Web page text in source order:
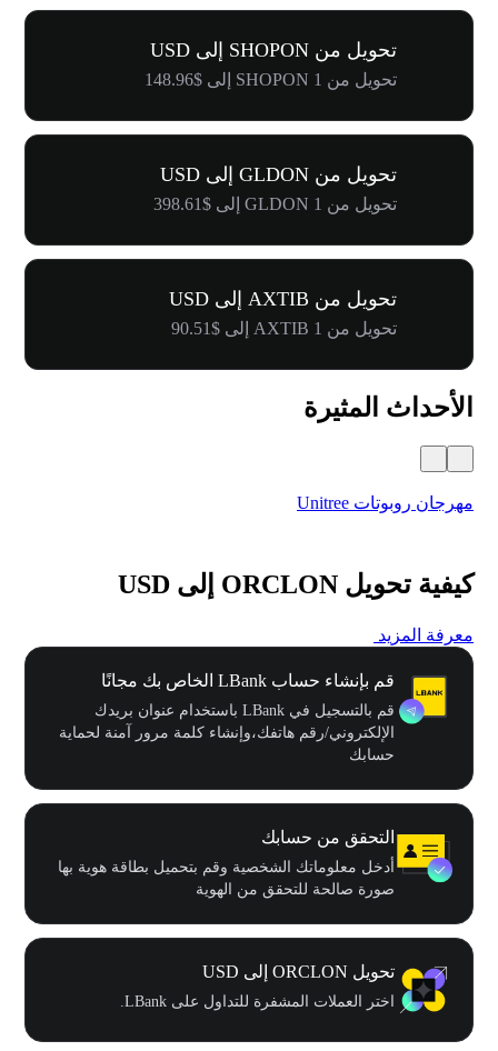
تحويل من SHOPON إلى USD
تحويل من 1 SHOPON إلى $148.96
تحويل من GLDON إلى USD
تحويل من 1 GLDON إلى $398.61
تحويل من AXTIB إلى USD
تحويل من 1 AXTIB إلى $90.51
الأحداث المثيرة
مهرجان روبوتات Unitree
كيفية تحويل ORCLON إلى USD
معرفة المزيد
قم بإنشاء حساب LBank الخاص بك مجانًا
قم بالتسجيل في LBank باستخدام عنوان بريدك
الإلكتروني/رقم هاتفك،وإنشاء كلمة مرور آمنة لحماية
حسابك
التحقق من حسابك
أدخل معلوماتك الشخصية وقم بتحميل بطاقة هوية بها
صورة صالحة للتحقق من الهوية
تحويل ORCLON إلى USD
اختر العملات المشفرة للتداول على LBank.